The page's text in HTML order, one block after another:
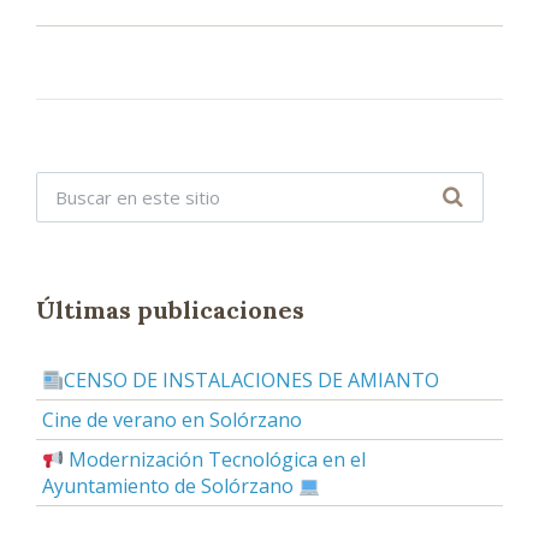
Últimas publicaciones
CENSO DE INSTALACIONES DE AMIANTO
Cine de verano en Solórzano
Modernización Tecnológica en el
Ayuntamiento de Solórzano